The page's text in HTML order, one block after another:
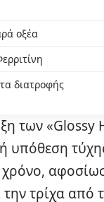
οξέα
διατροφής
των «Glossy
υπόθεση
τρίχα από